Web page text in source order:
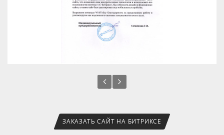
ЗАКАЗАТЬ САЙТ НА БИТРИКСЕ